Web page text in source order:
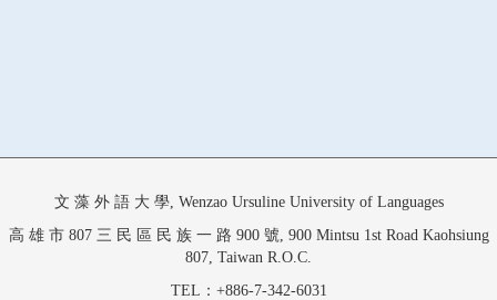
文 藻 外 語 大 學, Wenzao Ursuline University of Languages
高 雄 市 807 三 民 區 民 族 一 路 900 號, 900 Mintsu 1st Road Kaohsiung
807, Taiwan R.O.C.
TEL：+886-7-342-6031